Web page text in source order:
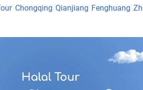
Chongqing Qianjiang Fenghuang